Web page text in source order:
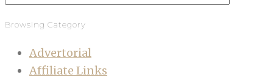
Browsing Category
Advertorial
Affiliate Links